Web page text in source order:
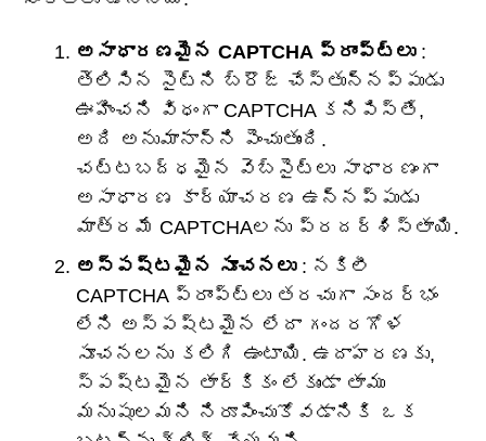
అసాధారణమైన CAPTCHA ప్రాంప్ట్‌లు:
తెలిసిన సైట్‌ని బ్రౌజ్ చేస్తున్నప్పుడు
ఊహించని విధంగా CAPTCHA కనిపిస్తే,
అది అనుమానాన్ని పెంచుతుంది.
చట్టబద్ధమైన వెబ్‌సైట్‌లు సాధారణంగా
అసాధారణ కార్యాచరణ ఉన్నప్పుడు
మాత్రమే CAPTCHAలను ప్రదర్శిస్తాయి.
అస్పష్టమైన సూచనలు: నకిలీ
CAPTCHA ప్రాంప్ట్‌లు తరచుగా సందర్భం
లేని అస్పష్టమైన లేదా గందరగోళ
సూచనలను కలిగి ఉంటాయి. ఉదాహరణకు,
స్పష్టమైన తార్కికం లేకుండా తాము
మనుషులమని నిరూపించుకోవడానికి ఒక